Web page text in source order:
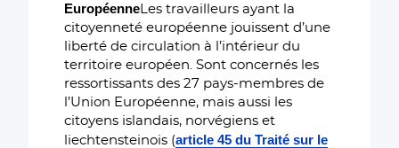
EuropéenneLes travailleurs ayant la
citoyenneté européenne jouissent d’une
liberté de circulation à l’intérieur du
territoire européen. Sont concernés les
ressortissants des 27 pays-membres de
l’Union Européenne, mais aussi les
citoyens islandais, norvégiens et
liechtensteinois (article 45 du Traité sur le